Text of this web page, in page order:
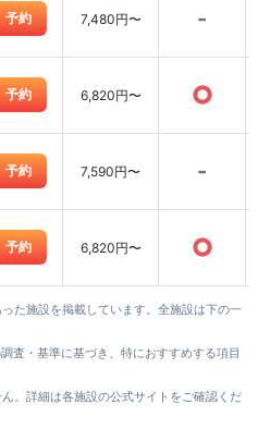
予約 7,480円〜 -
予約 6,820円〜 ○
予約 7,590円〜 -
予約 6,820円〜 ○
た施設を掲載しています。全施設は下の一
査・基準に基づき、特におすすめする項目
。詳細は各施設の公式サイトをご確認くだ